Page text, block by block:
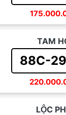
TAM
88C-
LỘC